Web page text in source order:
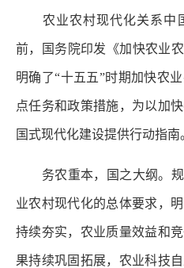
农业农村现代化关系中
前，国务院印发《加快农业
明确了“十五五”时期加快农
点任务和政策措施，为以加
国式现代化建设提供行动指南
务农重本，国之大纲。规
业农村现代化的总体要求，
持续夯实，农业质量效益和
果持续巩固拓展，农业科技